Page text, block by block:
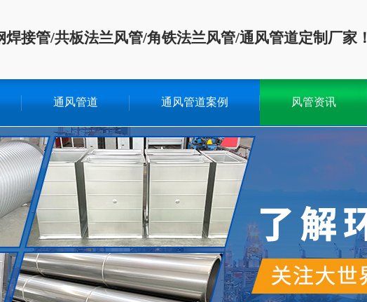
接管/共板法兰风管/角铁法兰风管/通风管道定制厂家！
通风管道 通风管道案例 风管资讯